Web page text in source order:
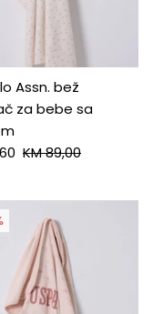
Assn. bež
za bebe sa
KM 89,00